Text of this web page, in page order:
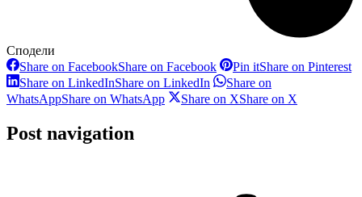
Сподели
Share on FacebookShare on Facebook Pin itShare on Pinterest
Share on LinkedInShare on LinkedIn
Share on
WhatsAppShare on WhatsApp Share on XShare on X
Post navigation